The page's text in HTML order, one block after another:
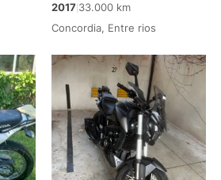
2017 33.000 km
Concordia, Entre rios